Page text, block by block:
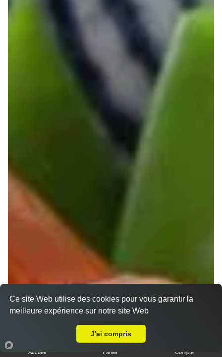
Accueil Panier Compte
Ce site Web utilise des cookies pour vous garantir la
meilleure expérience sur notre site Web
J'ai compris